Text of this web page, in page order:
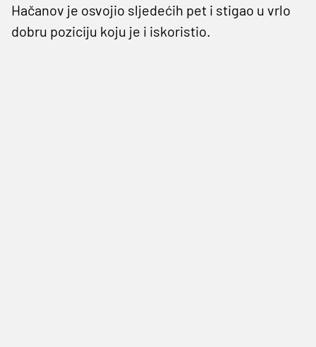
Hačanov je osvojio sljedećih pet i stigao u vrlo
dobru poziciju koju je i iskoristio.